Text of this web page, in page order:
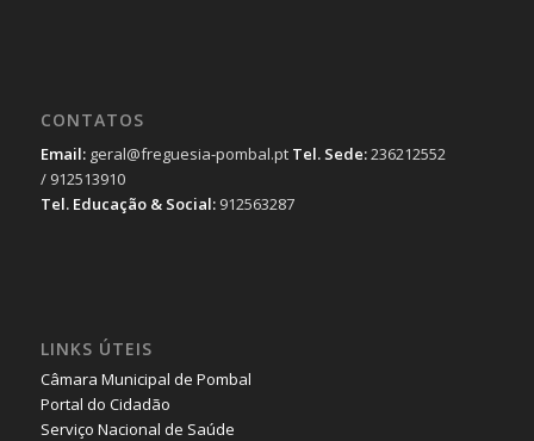
CONTATOS
Email:geral@freguesia-pombal.pt Tel. Sede:236212552
/ 912513910
Tel. Educação & Social: 912563287
LINKS ÚTEIS
Câmara Municipal de Pombal
Portal do Cidadão
Serviço Nacional de Saúde